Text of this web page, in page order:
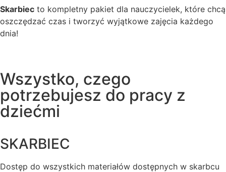
Skarbiec to kompletny pakiet dla nauczycielek, które chcą
oszczędzać czas i tworzyć wyjątkowe zajęcia każdego
dnia!
Wszystko, czego
potrzebujesz do pracy z
dziećmi
SKARBIEC
Dostęp do wszystkich materiałów dostępnych w skarbcu